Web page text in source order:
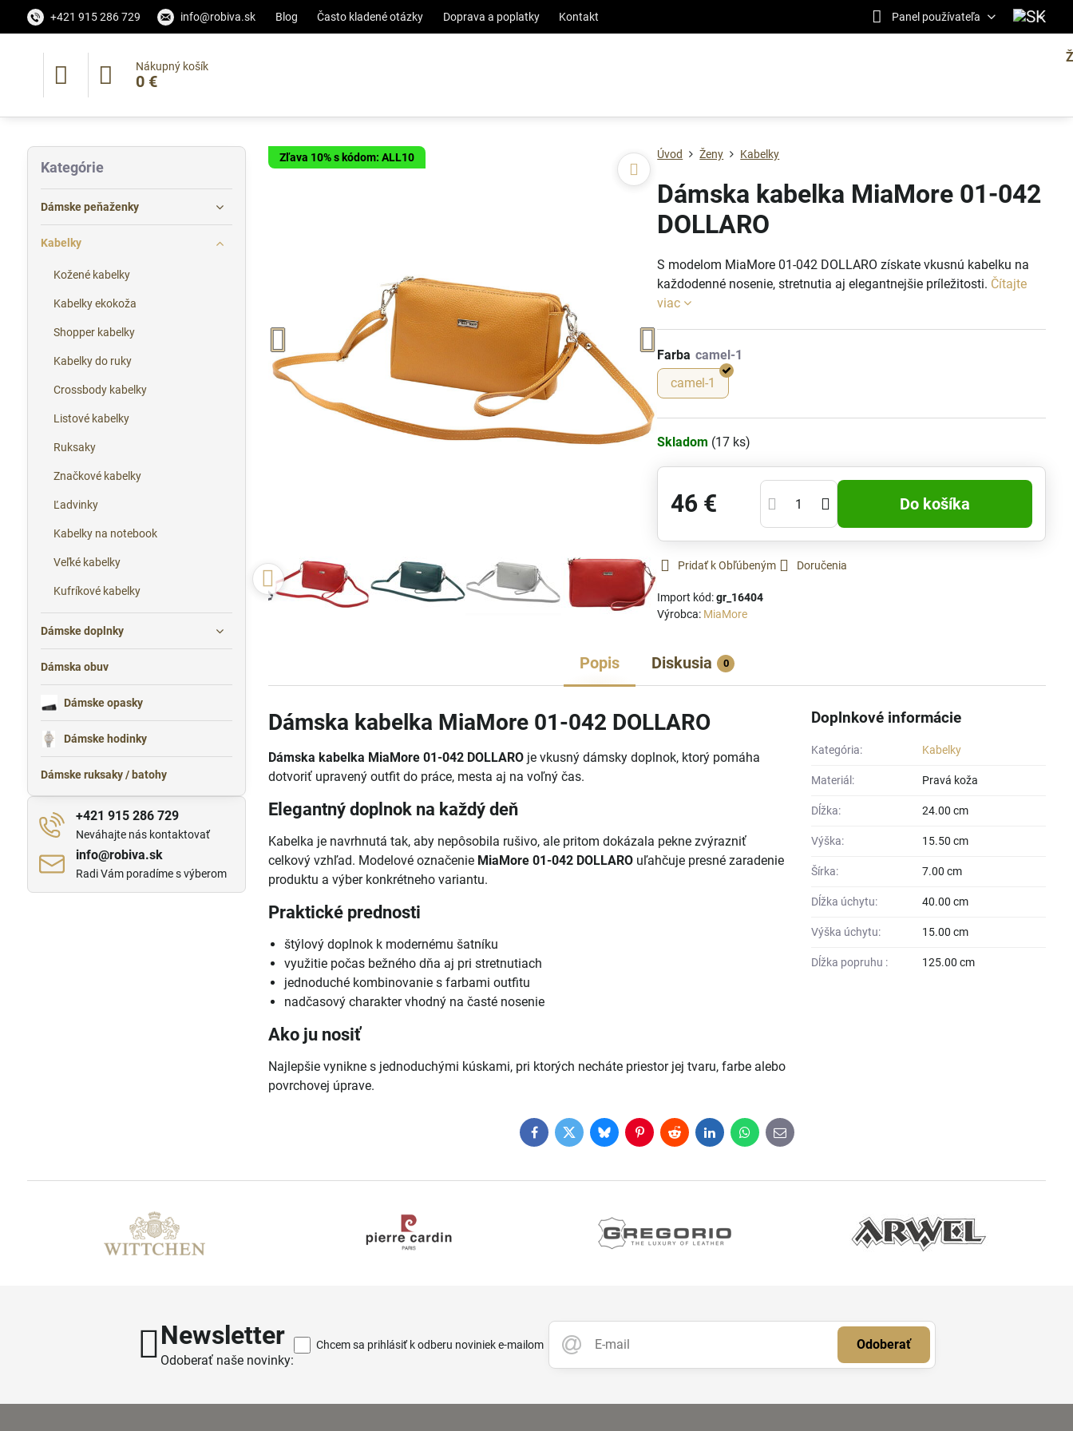
+421 915 286 729 info@robiva.sk Blog Často kladené otázky Doprava a poplatky Kontakt Panel používateľa
Nákupný košík
0 €
Zľava 10% s kódom: ALL10 Úvod Ženy Kabelky
Dámska kabelka MiaMore 01-042
DOLLARO
S modelom MiaMore 01-042 DOLLARO získate vkusnú kabelku na
každodenné nosenie, stretnutia aj elegantnejšie príležitosti. Čítajte
viac
Farba
camel-1
Skladom (17 ks)
46 € Do košíka
Pridať k Obľúbeným Doručenia
Import kód:gr_16404
Výrobca: MiaMore
Popis Diskusia 0
Dámska kabelka MiaMore 01-042 DOLLARO
Dámska kabelka MiaMore 01-042 DOLLARO je vkusný dámsky doplnok, ktorý pomáha
dotvoriť upravený outfit do práce, mesta aj na voľný čas.
Elegantný doplnok na každý deň
Kabelka je navrhnutá tak, aby nepôsobila rušivo, ale pritom dokázala pekne zvýrazniť
celkový vzhľad. Modelové označenie MiaMore 01-042 DOLLARO uľahčuje presné zaradenie
produktu a výber konkrétneho variantu.
Praktické prednosti
štýlový doplnok k modernému šatníku
využitie počas bežného dňa aj pri stretnutiach
jednoduché kombinovanie s farbami outfitu
nadčasový charakter vhodný na časté nosenie
Ako ju nosiť
Najlepšie vynikne s jednoduchými kúskami, pri ktorých necháte priestor jej tvaru, farbe alebo
povrchovej úprave.
Doplnkové informácie
Kategória: Kabelky
Materiál: Pravá koža
Dĺžka: 24.00 cm
Výška: 15.50 cm
Šírka: 7.00 cm
Dĺžka úchytu: 40.00 cm
Výška úchytu: 15.00 cm
Dĺžka popruhu : 125.00 cm
FacebookTwitterBlueskyPinterestRedditLinkedInWhatsApp
E-
mail
Kategórie
Dámske peňaženky
Kabelky
Kožené kabelky
Kabelky ekokoža
Shopper kabelky
Kabelky do ruky
Crossbody kabelky
Listové kabelky
Ruksaky
Značkové kabelky
Ľadvinky
Kabelky na notebook
Veľké kabelky
Kufríkové kabelky
Dámske doplnky
Dámska obuv
Dámske opasky
Dámske hodinky
Dámske ruksaky / batohy
+421 915 286 729
Neváhajte nás kontaktovať
info​@robiva​.sk
Radi Vám poradíme s výberom
Newsletter
Odoberať naše novinky:
Odoberať
Chcem sa prihlásiť k odberu noviniek e-mailom